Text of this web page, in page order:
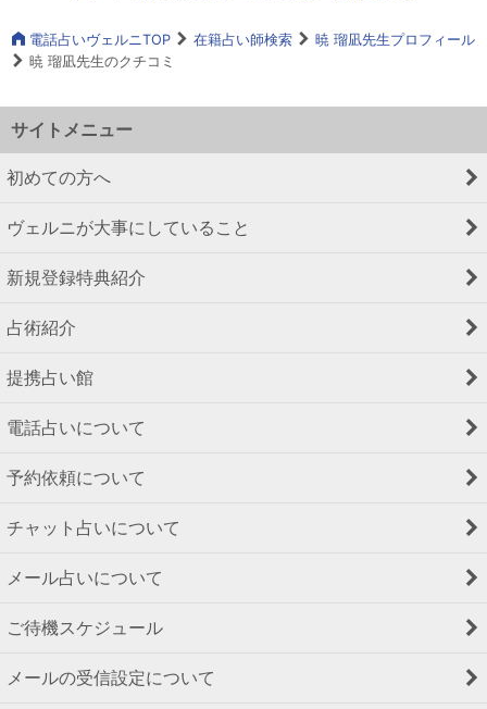
電話占いヴェルニTOP 在籍占い師検索
暁 瑠凪先生プロフィール
暁 瑠凪先生のクチコミ
サイトメニュー
初めての方へ
ヴェルニが大事にしていること
新規登録特典紹介
占術紹介
提携占い館
電話占いについて
予約依頼について
チャット占いについて
メール占いについて
ご待機スケジュール
メールの受信設定について